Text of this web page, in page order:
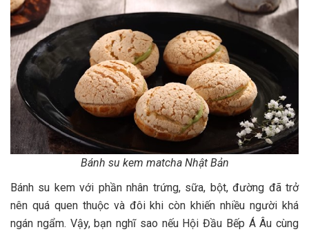
Bánh su kem matcha Nhật Bản
Bánh su kem với phần nhân trứng, sữa, bột, đường đã trở
nên quá quen thuộc và đôi khi còn khiến nhiều người khá
ngán ngẩm. Vậy, bạn nghĩ sao nếu Hội Đầu Bếp Á Âu cùng